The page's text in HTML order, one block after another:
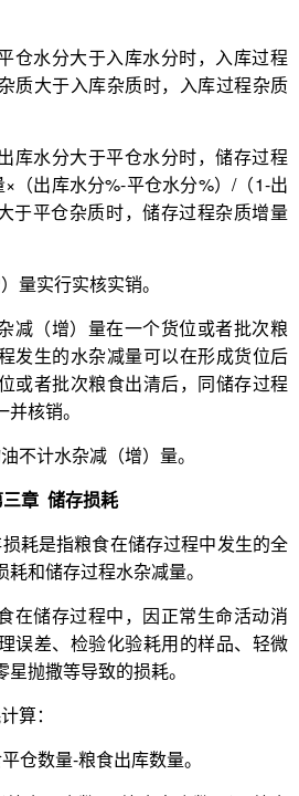
仓水分大于入库水分时，入库过程
质大于入库杂质时，入库过程杂质
库水分大于平仓水分时，储存过程
（出库水分%-平仓水分%）/（1-出
于平仓杂质时，储存过程杂质增量
量实行实核实销。
减（增）量在一个货位或者批次粮
发生的水杂减量可以在形成货位后
或者批次粮食出清后，同储存过程
核销。
不计水杂减（增）量。
章 储存损耗
耗是指粮食在储存过程中发生的全
和储存过程水杂减量。
在储存过程中，因正常生命活动消
误差、检验化验耗用的样品、轻微
抛撒等导致的损耗。
算：
仓数量-粮食出库数量。